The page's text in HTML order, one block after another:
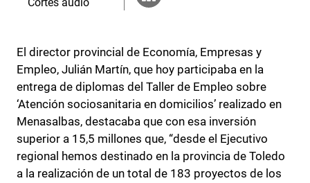
El director provincial de Economía, Empresas y
Empleo, Julián Martín, que hoy participaba en la
entrega de diplomas del Taller de Empleo sobre
‘Atención sociosanitaria en domicilios’ realizado en
Menasalbas, destacaba que con esa inversión
superior a 15,5 millones que, “desde el Ejecutivo
regional hemos destinado en la provincia de Toledo
a la realización de un total de 183 proyectos de los